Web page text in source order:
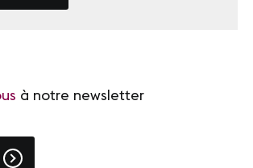
à notre newsletter